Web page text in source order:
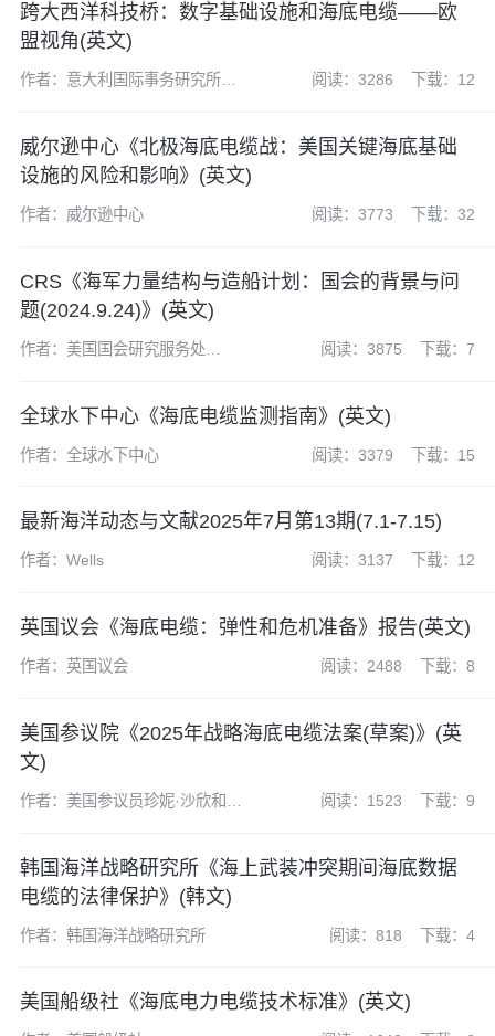
跨大西洋科技桥：数字基础设施和海底电缆——欧
盟视角(英文)
作者：意大利国际事务研究所
阅读：3286 下载：12
威尔逊中心《北极海底电缆战：美国关键海底基础
设施的风险和影响》(英文)
作者：威尔逊中心 阅读：3773 下载：32
CRS《海军力量结构与造船计划：国会的背景与问
题(2024.9.24)》(英文)
作者：美国国会研究服务处
阅读：3875 下载：7
全球水下中心《海底电缆监测指南》(英文)
作者：全球水下中心 阅读：3379 下载：15
最新海洋动态与文献2025年7月第13期(7.1-7.15)
作者：Wells 阅读：3137 下载：12
英国议会《海底电缆：弹性和危机准备》报告(英文)
作者：英国议会 阅读：2488 下载：8
美国参议院《2025年战略海底电缆法案(草案)》(英
文)
作者：美国参议员珍妮·沙欣和约
阅读：1523 下载：9
韩国海洋战略研究所《海上武装冲突期间海底数据
电缆的法律保护》(韩文)
作者：韩国海洋战略研究所 阅读：818 下载：4
美国船级社《海底电力电缆技术标准》(英文)